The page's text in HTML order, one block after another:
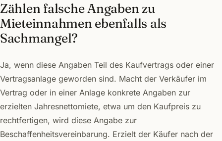
Zählen falsche Angaben zu
Mieteinnahmen ebenfalls als
Sachmangel?
Ja, wenn diese Angaben Teil des Kaufvertrags oder einer
Vertragsanlage geworden sind. Macht der Verkäufer im
Vertrag oder in einer Anlage konkrete Angaben zur
erzielten Jahresnettomiete, etwa um den Kaufpreis zu
rechtfertigen, wird diese Angabe zur
Beschaffenheitsvereinbarung. Erzielt der Käufer nach der